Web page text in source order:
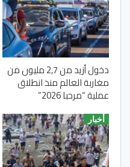
دخول أزيد من 2,7 مليون من
مغاربة العالم منذ انطلاق
عملية “مرحبا 2026”
أخبار